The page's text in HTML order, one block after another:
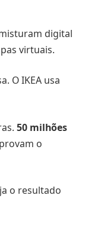
digital
virtuais.
O IKEA usa
50 milhões
o
o resultado